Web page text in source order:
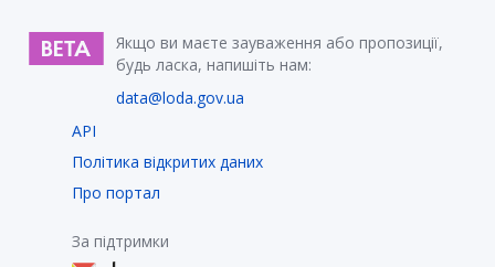
Якщо ви маєте зауваження або пропозиції,
будь ласка, напишіть нам:
data@loda.gov.ua
API
Політика відкритих даних
Про портал
За підтримки